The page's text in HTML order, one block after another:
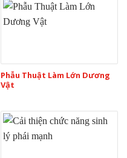
Phẫu Thuật Làm Lớn Dương
Vật